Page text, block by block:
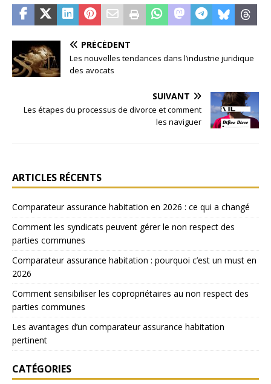
PRÉCÉDENT
Les nouvelles tendances dans l’industrie juridique
des avocats
SUIVANT
Les étapes du processus de divorce et comment
les naviguer
ARTICLES RÉCENTS
Comparateur assurance habitation en 2026 : ce qui a changé
Comment les syndicats peuvent gérer le non respect des
parties communes
Comparateur assurance habitation : pourquoi c’est un must en
2026
Comment sensibiliser les copropriétaires au non respect des
parties communes
Les avantages d’un comparateur assurance habitation
pertinent
CATÉGORIES